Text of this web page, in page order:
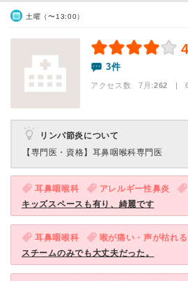
土曜（〜13:00）
3件
アクセス数 7月:262 | 6
リンパ節炎について
【専門医・資格】 耳鼻咽喉科専門医
耳鼻咽喉科 アレルギー性鼻炎
キッズスペースも有り、綺麗です
耳鼻咽喉科 喉が痛い・声が枯れる
スチームのみでも大丈夫だった。